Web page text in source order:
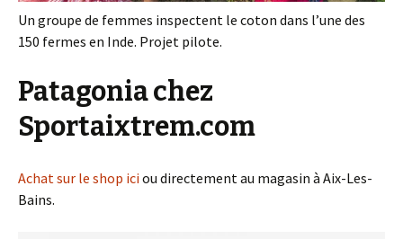
Un groupe de femmes inspectent le coton dans l’une des
150 fermes en Inde. Projet pilote.
Patagonia chez
Sportaixtrem.com
Achat sur le shop iciou directement au magasin à Aix-Les-
Bains.